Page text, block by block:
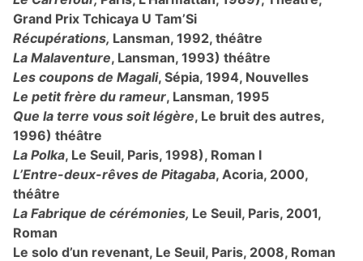
Grand Prix Tchicaya U Tam’Si
Récupérations, Lansman, 1992, théâtre
La Malaventure, Lansman, 1993) théâtre
Les coupons de Magali, Sépia, 1994, Nouvelles
Le petit frère du rameur, Lansman, 1995
Que la terre vous soit légère, Le bruit des autres,
1996) théâtre
La Polka, Le Seuil, Paris, 1998), Roman l
L’Entre-deux-rêves de Pitagaba, Acoria, 2000,
théâtre
La Fabrique de cérémonies, Le Seuil, Paris, 2001,
Roman
Le solo d’un revenant, Le Seuil, Paris, 2008, Roman